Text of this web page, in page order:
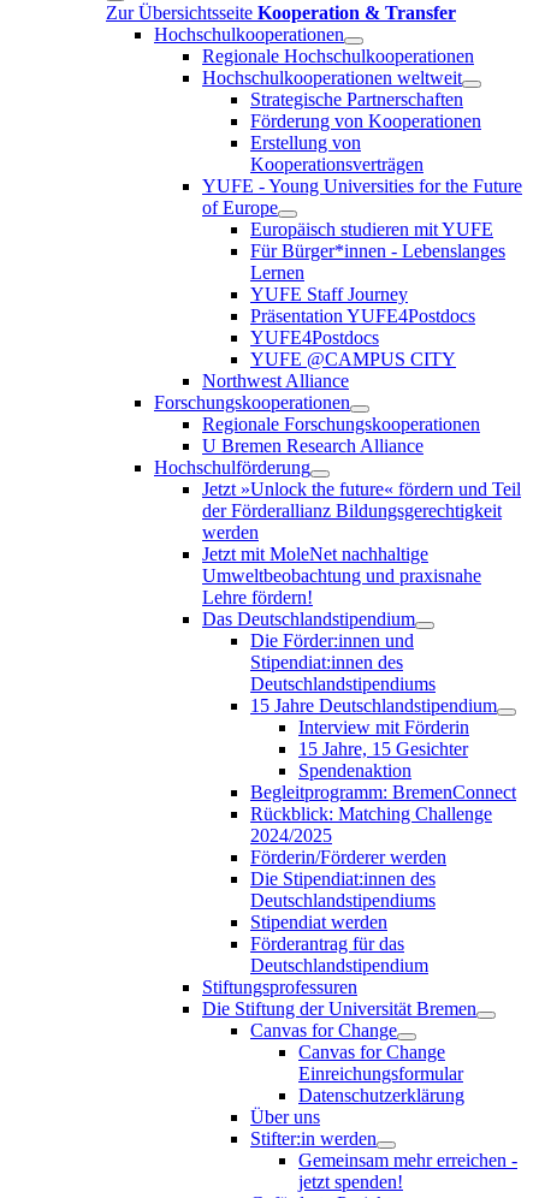
Zur Übersichtsseite Kooperation & Transfer
Hochschulkooperationen
Regionale Hochschulkooperationen
Hochschulkooperationen weltweit
Strategische Partnerschaften
Förderung von Kooperationen
Erstellung von
Kooperationsverträgen
YUFE - Young Universities for the Future
of Europe
Europäisch studieren mit YUFE
Für Bürger*innen - Lebenslanges
Lernen
YUFE Staff Journey
Präsentation YUFE4Postdocs
YUFE4Postdocs
YUFE @CAMPUS CITY
Northwest Alliance
Forschungskooperationen
Regionale Forschungskooperationen
U Bremen Research Alliance
Hochschulförderung
Jetzt »Unlock the future« fördern und Teil
der Förderallianz Bildungsgerechtigkeit
werden
Jetzt mit MoleNet nachhaltige
Umweltbeobachtung und praxisnahe
Lehre fördern!
Das Deutschlandstipendium
Die Förder:innen und
Stipendiat:innen des
Deutschlandstipendiums
15 Jahre Deutschlandstipendium
Interview mit Förderin
15 Jahre, 15 Gesichter
Spendenaktion
Begleitprogramm: BremenConnect
Rückblick: Matching Challenge
2024/2025
Förderin/Förderer werden
Die Stipendiat:innen des
Deutschlandstipendiums
Stipendiat werden
Förderantrag für das
Deutschlandstipendium
Stiftungsprofessuren
Die Stiftung der Universität Bremen
Canvas for Change
Canvas for Change
Einreichungsformular
Datenschutzerklärung
Über uns
Stifter:in werden
Gemeinsam mehr erreichen -
jetzt spenden!